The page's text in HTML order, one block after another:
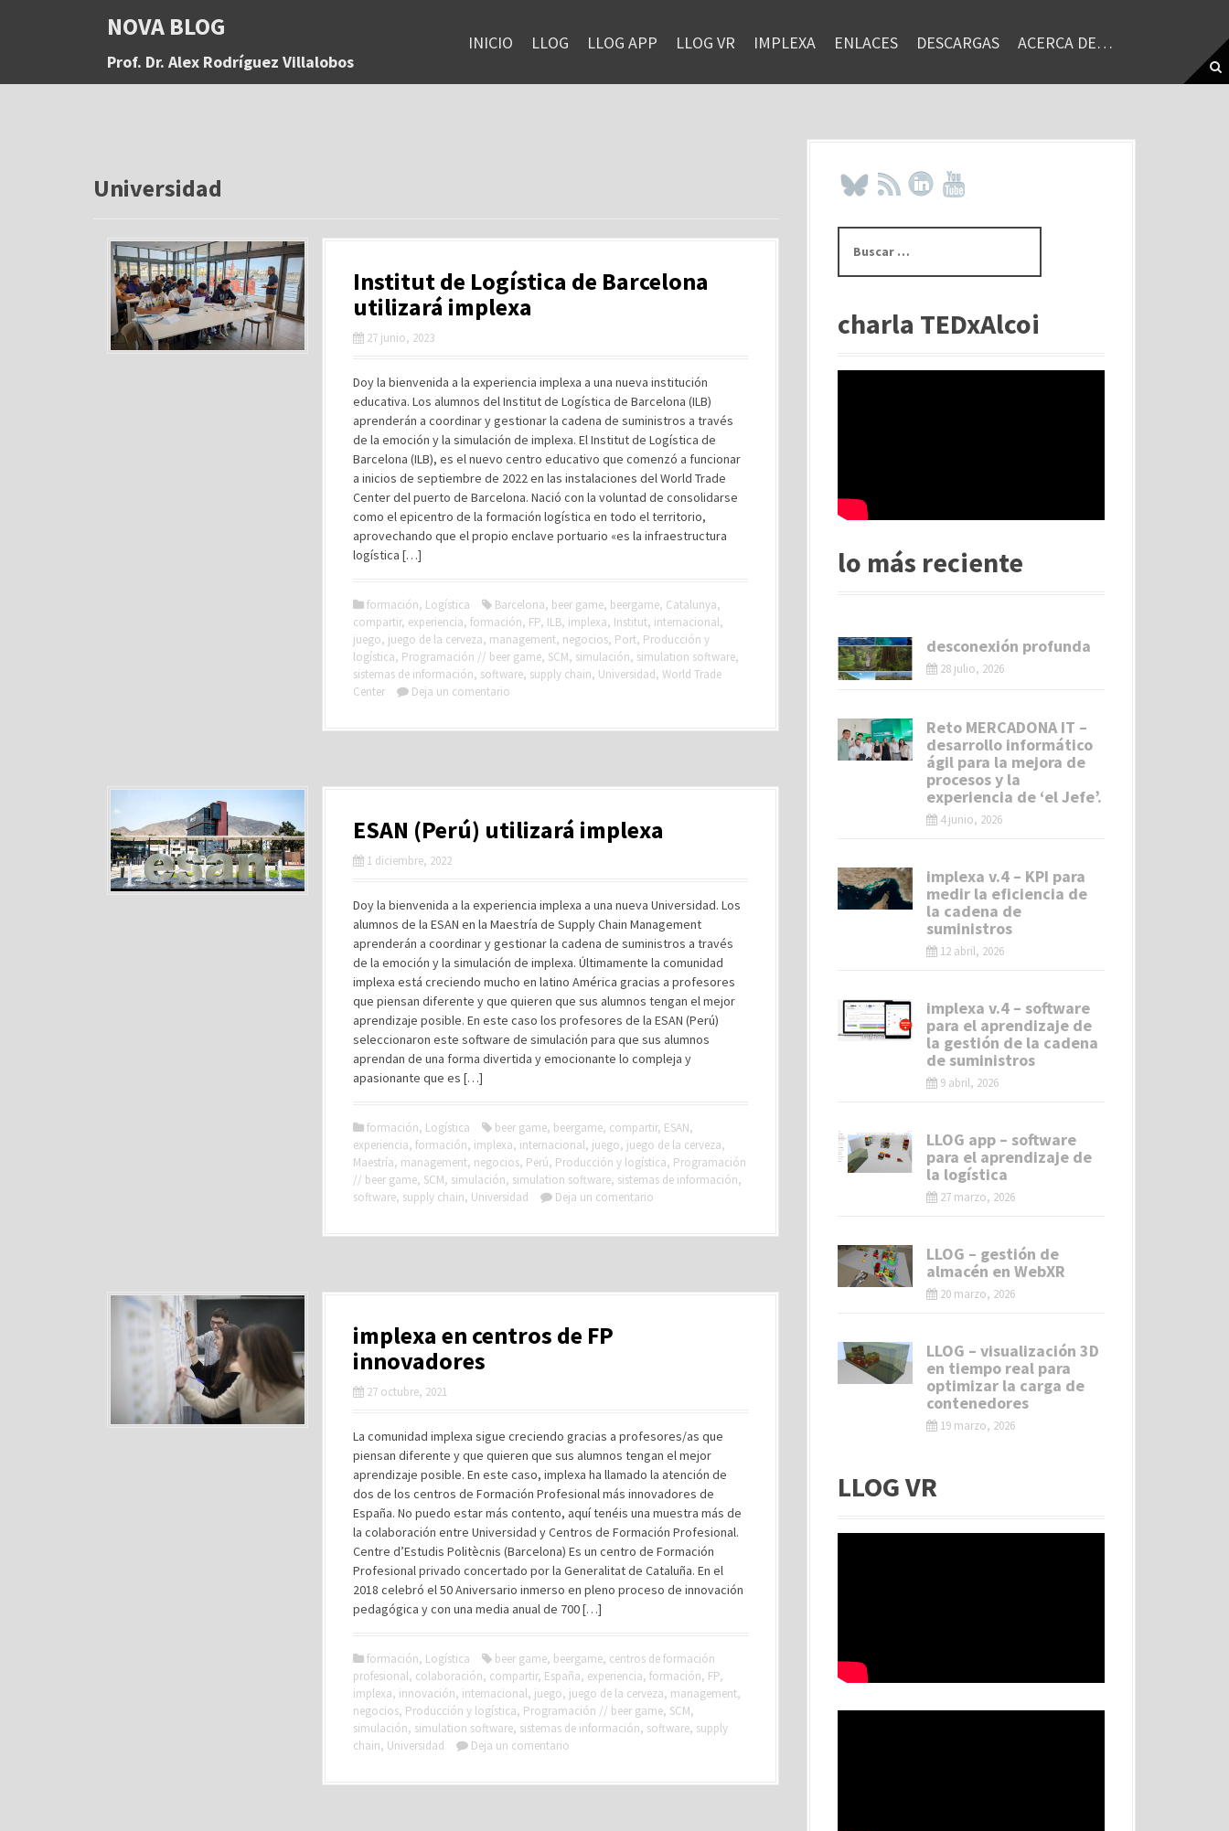
a
NOVA BLOG
Prof. Dr. Alex Rodríguez Villalobos
INICIO LLOG LLOG APP LLOG VR IMPLEXA ENLACES DESCARGAS ACERCA DE…
Universidad
Institut de Logística de Barcelona
utilizará implexa
27 junio, 2023
Doy la bienvenida a la experiencia implexa a una nueva institución
educativa. Los alumnos del Institut de Logística de Barcelona (ILB)
aprenderán a coordinar y gestionar la cadena de suministros a través
de la emoción y la simulación de implexa. El Institut de Logística de
Barcelona (ILB), es el nuevo centro educativo que comenzó a funcionar
a inicios de septiembre de 2022 en las instalaciones del World Trade
Center del puerto de Barcelona. Nació con la voluntad de consolidarse
como el epicentro de la formación logística en todo el territorio,
aprovechando que el propio enclave portuario «es la infraestructura
logística […]
formación, Logística Barcelona, beer game, beergame, Catalunya,
compartir, experiencia, formación, FP, ILB, implexa, Institut, internacional,
juego, juego de la cerveza, management, negocios, Port, Producción y
logística, Programación // beer game, SCM, simulación, simulation software,
sistemas de información, software, supply chain, Universidad, World Trade
Center
Deja un comentario
ESAN (Perú) utilizará implexa
1 diciembre, 2022
Doy la bienvenida a la experiencia implexa a una nueva Universidad. Los
alumnos de la ESAN en la Maestría de Supply Chain Management
aprenderán a coordinar y gestionar la cadena de suministros a través
de la emoción y la simulación de implexa. Últimamente la comunidad
implexa está creciendo mucho en latino América gracias a profesores
que piensan diferente y que quieren que sus alumnos tengan el mejor
aprendizaje posible. En este caso los profesores de la ESAN (Perú)
seleccionaron este software de simulación para que sus alumnos
aprendan de una forma divertida y emocionante lo compleja y
apasionante que es […]
formación, Logística beer game, beergame, compartir, ESAN,
experiencia, formación, implexa, internacional, juego, juego de la cerveza,
Maestría, management, negocios, Perú, Producción y logística, Programación
// beer game, SCM, simulación, simulation software, sistemas de información,
software, supply chain, Universidad Deja un comentario
implexa en centros de FP
innovadores
27 octubre, 2021
La comunidad implexa sigue creciendo gracias a profesores/as que
piensan diferente y que quieren que sus alumnos tengan el mejor
aprendizaje posible. En este caso, implexa ha llamado la atención de
dos de los centros de Formación Profesional más innovadores de
España. No puedo estar más contento, aquí tenéis una muestra más de
la colaboración entre Universidad y Centros de Formación Profesional.
Centre d’Estudis Politècnis (Barcelona) Es un centro de Formación
Profesional privado concertado por la Generalitat de Cataluña. En el
2018 celebró el 50 Aniversario inmerso en pleno proceso de innovación
pedagógica y con una media anual de 700 […]
formación, Logística beer game, beergame, centros de formación
profesional, colaboración, compartir, España, experiencia, formación, FP,
implexa, innovación, internacional, juego, juego de la cerveza, management,
negocios, Producción y logística, Programación // beer game, SCM,
simulación, simulation software, sistemas de información, software, supply
chain, Universidad Deja un comentario
s
rcharla TEDxAlcoi
lo más reciente
desconexión profunda
28 julio, 2026
Reto MERCADONA IT –
desarrollo informático
ágil para la mejora de
procesos y la
experiencia de ‘el Jefe’.
4 junio, 2026
implexa v.4 – KPI para
medir la eficiencia de
la cadena de
suministros
12 abril, 2026
implexa v.4 – software
para el aprendizaje de
la gestión de la cadena
de suministros
9 abril, 2026
LLOG app – software
para el aprendizaje de
la logística
27 marzo, 2026
LLOG – gestión de
almacén en WebXR
20 marzo, 2026
LLOG – visualización 3D
en tiempo real para
optimizar la carga de
contenedores
19 marzo, 2026
LLOG VR